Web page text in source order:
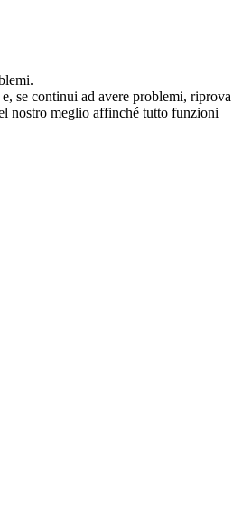
se continui ad avere problemi, riprova
nostro meglio affinché tutto funzioni